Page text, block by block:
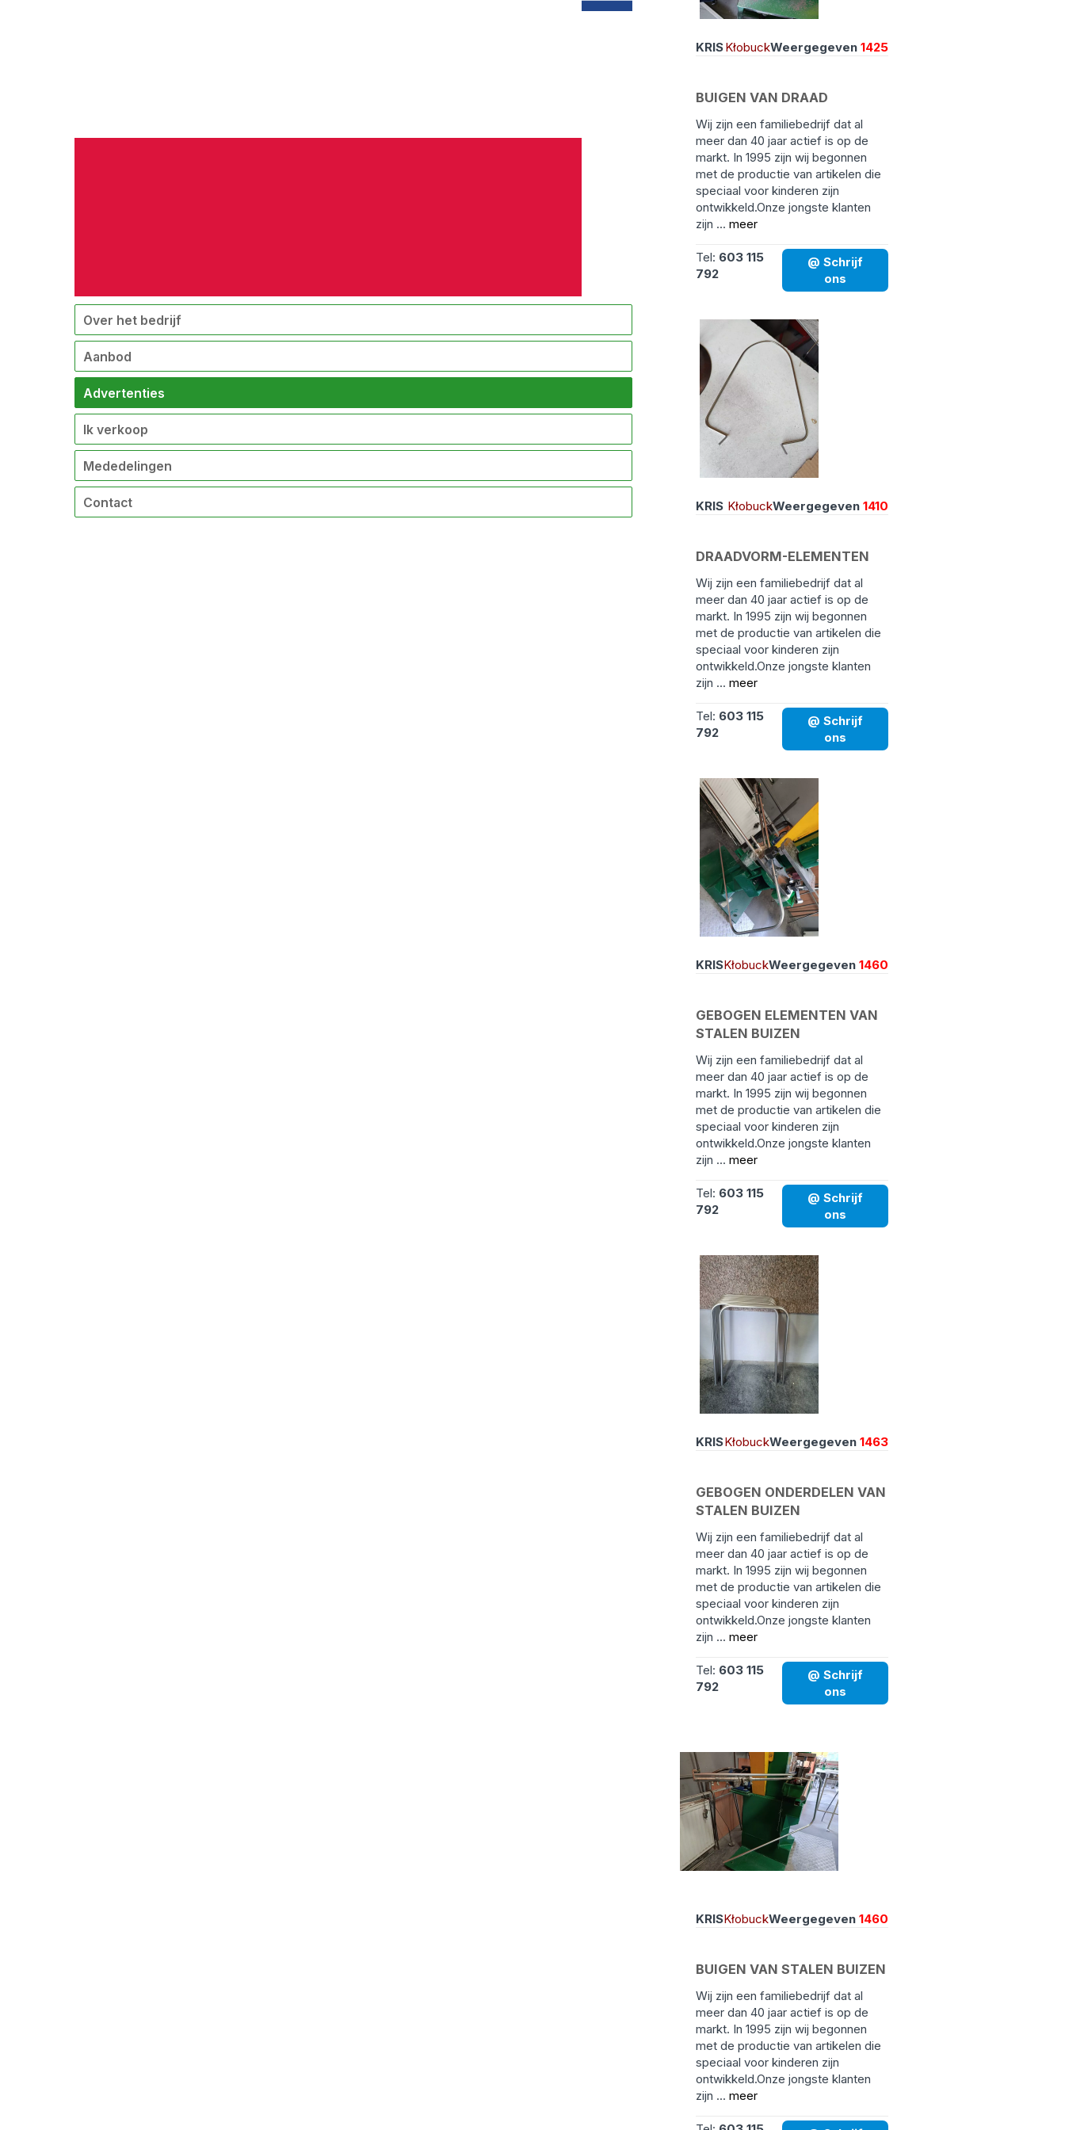
Over het bedrijf
Aanbod
Advertenties
Ik verkoop
Mededelingen
Contact
KRISKłobuckWeergegeven 1425
BUIGEN VAN DRAAD
Wij zijn een familiebedrijf dat al
meer dan 40 jaar actief is op de
markt. In 1995 zijn wij begonnen
met de productie van artikelen die
speciaal voor kinderen zijn
ontwikkeld.Onze jongste klanten
zijn ...meer
Tel: 603 115
792
@ Schrijf
ons
KRIS KłobuckWeergegeven 1410
DRAADVORM-ELEMENTEN
Wij zijn een familiebedrijf dat al
meer dan 40 jaar actief is op de
markt. In 1995 zijn wij begonnen
met de productie van artikelen die
speciaal voor kinderen zijn
ontwikkeld.Onze jongste klanten
zijn ...meer
Tel: 603 115
792
@ Schrijf
ons
KRISKłobuckWeergegeven 1460
GEBOGEN ELEMENTEN VAN
STALEN BUIZEN
Wij zijn een familiebedrijf dat al
meer dan 40 jaar actief is op de
markt. In 1995 zijn wij begonnen
met de productie van artikelen die
speciaal voor kinderen zijn
ontwikkeld.Onze jongste klanten
zijn ...meer
Tel: 603 115
792
@ Schrijf
ons
KRISKłobuckWeergegeven 1463
GEBOGEN ONDERDELEN VAN
STALEN BUIZEN
Wij zijn een familiebedrijf dat al
meer dan 40 jaar actief is op de
markt. In 1995 zijn wij begonnen
met de productie van artikelen die
speciaal voor kinderen zijn
ontwikkeld.Onze jongste klanten
zijn ...meer
Tel: 603 115
792
@ Schrijf
ons
KRISKłobuckWeergegeven 1460
BUIGEN VAN STALEN BUIZEN
Wij zijn een familiebedrijf dat al
meer dan 40 jaar actief is op de
markt. In 1995 zijn wij begonnen
met de productie van artikelen die
speciaal voor kinderen zijn
ontwikkeld.Onze jongste klanten
zijn ...meer